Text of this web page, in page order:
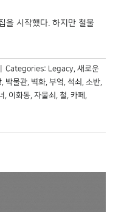
을 시작했다. 하지만 철물
Categories: Legacy, 새로운
, 박물관, 벽화, 부엌, 석쇠 , 소반,
, 이화동, 자물쇠 , 철, 카페 ,